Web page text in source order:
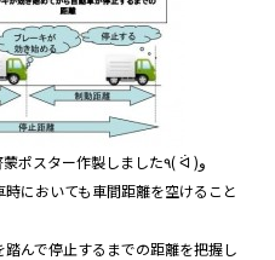
7.8.9月3か月期間「追突事故根絶」啓蒙ポスター作製しました٩( ᐛ )و
においても車間距離を空けること
んで停止するまでの距離を把握し